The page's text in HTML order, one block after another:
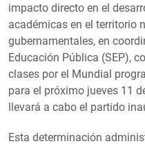
impacto directo en el
académicas en el territorio
gubernamentales, en
Educación Pública (SEP),
clases por el Mundial
para el próximo jueves 11
llevará a cabo el partido
Esta determinación